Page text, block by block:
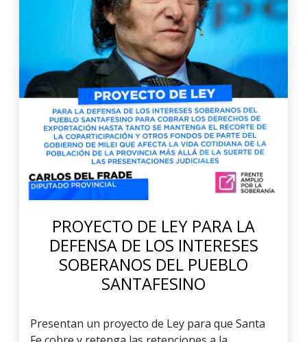
PROYECTO DE LEY PARA LA
DEFENSA DE LOS INTERESES
SOBERANOS DEL PUEBLO
SANTAFESINO
Presentan un proyecto de Ley para que Santa